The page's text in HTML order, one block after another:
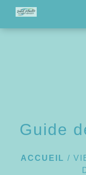
Guide
ACCUEIL /